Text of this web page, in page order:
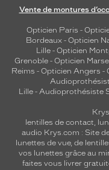
Vente de montures
Opticien Paris -
Bordeaux- Opticien
Lille - Opticien
Grenoble - Opticien
Reims - Opticien Angers -
Lille- Audioprothésiste
lentilles de contact,
audio Krys.com : Site
lunettes de vue, de
vos lunettes grâce au
faites vous livrer